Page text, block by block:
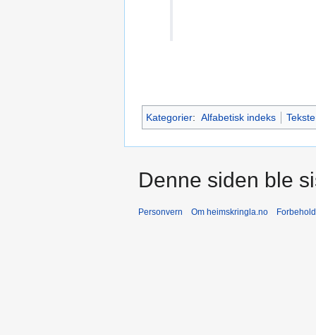
Kategorier: Alfabetisk indeks
Denne siden ble
Personvern Om heimskringla.no Forbehold